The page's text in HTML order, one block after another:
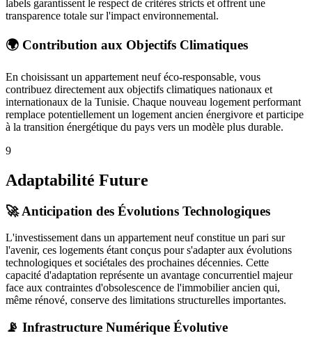
labels garantissent le respect de critères stricts et offrent une
transparence totale sur l'impact environnemental.
🌍 Contribution aux Objectifs Climatiques
En choisissant un appartement neuf éco-responsable, vous
contribuez directement aux objectifs climatiques nationaux et
internationaux de la Tunisie. Chaque nouveau logement performant
remplace potentiellement un logement ancien énergivore et participe
à la transition énergétique du pays vers un modèle plus durable.
9
Adaptabilité Future
🚀 Anticipation des Évolutions Technologiques
L'investissement dans un appartement neuf constitue un pari sur
l'avenir, ces logements étant conçus pour s'adapter aux évolutions
technologiques et sociétales des prochaines décennies. Cette
capacité d'adaptation représente un avantage concurrentiel majeur
face aux contraintes d'obsolescence de l'immobilier ancien qui,
même rénové, conserve des limitations structurelles importantes.
📡 Infrastructure Numérique Évolutive